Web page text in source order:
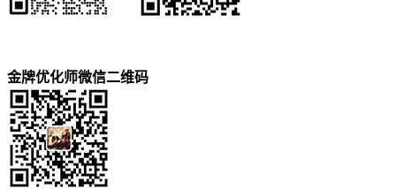
金牌优化师微信二维码